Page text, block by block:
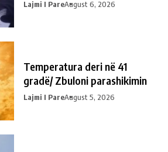
Lajmi I PareAugust 6, 2026
Temperatura deri në 41
gradë/ Zbuloni parashikimin
Lajmi I PareAugust 5, 2026